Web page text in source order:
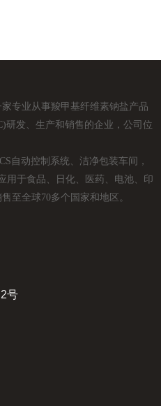
号
专业从事羧甲基纤维素钠盐产品
研发、生产和销售的企业，公司位
自动控制系统、洁净包装车间，
用于食品、日化、医药、电池、印
至全球70多个国家和地区。